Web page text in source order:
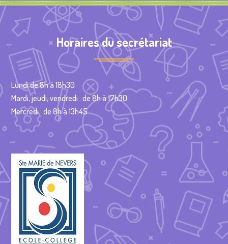
Horaires du secrétariat
Lundi de 8h à 18h30
Mardi, jeudi, vendredi : de 8h à 17h30
Mercredi : de 8h à 13h45